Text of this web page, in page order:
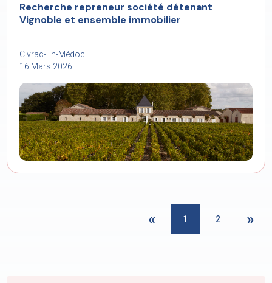
Recherche repreneur société détenant
Vignoble et ensemble immobilier
Civrac-En-Médoc
16 Mars 2026
« 1 2 »